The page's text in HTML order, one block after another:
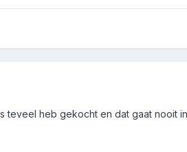
heb gekocht en dat gaat nooit